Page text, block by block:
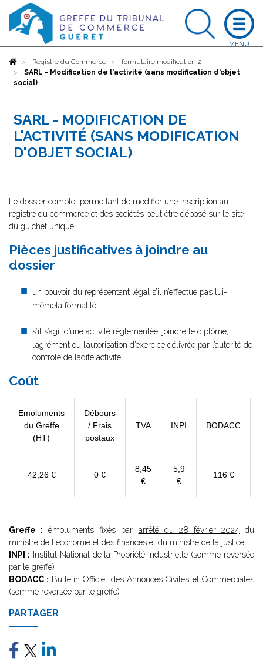
AccueilRegistre du Commerce
formulaire modification 2
SARL - Modification de l'activité (sans modification d'objet
social)
SARL - MODIFICATION DE
L'ACTIVITÉ (SANS MODIFICATION
D'OBJET SOCIAL)
Le dossier complet permettant de modifier une inscription au
registre du commerce et des sociétés peut être déposé sur le site
du guichet unique
Pièces justificatives à joindre au
dossier
un pouvoir du représentant légal s’il n’effectue pas lui-
mêmela formalité
s’il s’agit d’une activité réglementée, joindre le diplôme,
l’agrément ou l’autorisation d’exercice délivrée par l’autorité de
contrôle de ladite activité.
Coût
Emoluments
du Greffe
(HT)
Débours
/ Frais
postaux
TVA INPI BODACC
42,26 € 0 €
8,45
€
5,9
€
116 €
Greffe : émoluments fixés par arrêté du 28 février 2024 du
ministre de l'économie et des finances et du ministre de la justice
INPI : Institut National de la Propriété Industrielle (somme reversée
par le greffe)
BODACC : Bulletin Officiel des Annonces Civiles et Commerciales
(somme reversée par le greffe)
PARTAGER